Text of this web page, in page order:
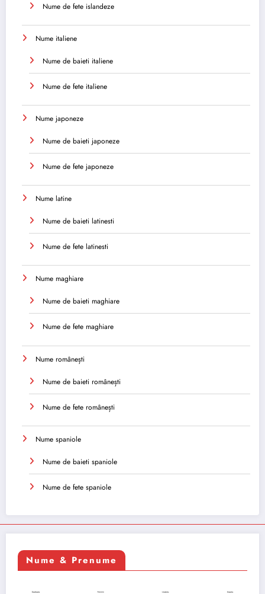
Nume de fete islandeze
Nume italiene
Nume de baieti italiene
Nume de fete italiene
Nume japoneze
Nume de baieti japoneze
Nume de fete japoneze
Nume latine
Nume de baieti latinesti
Nume de fete latinesti
Nume maghiare
Nume de baieti maghiare
Nume de fete maghiare
Nume românești
Nume de baieti românești
Nume de fete românești
Nume spaniole
Nume de baieti spaniole
Nume de fete spaniole
Nume & Prenume